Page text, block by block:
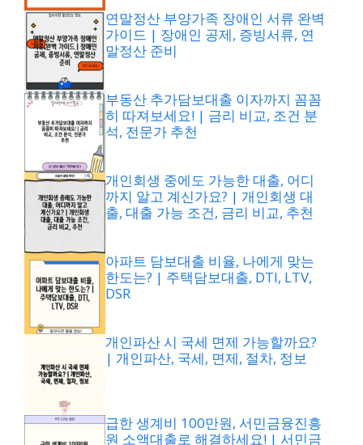
연말정산 부양가족 장애인 서류 완벽
가이드 | 장애인 공제, 증빙서류, 연
말정산 준비
부동산 추가담보대출 이자까지 꼼꼼
히 따져보세요! | 금리 비교, 조건 분
석, 전문가 추천
개인회생 중에도 가능한 대출, 어디
까지 알고 계신가요? | 개인회생 대
출, 대출 가능 조건, 금리 비교, 추천
아파트 담보대출 비율, 나에게 맞는
한도는? | 주택담보대출, DTI, LTV,
DSR
개인파산 시 국세 면제 가능할까요?
| 개인파산, 국세, 면제, 절차, 정보
급한 생계비 100만원, 서민금융진흥
원 소액대출로 해결하세요! | 서민금